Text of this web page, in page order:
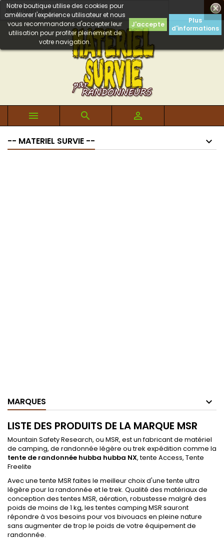

Notre boutique utilise des cookies pour
améliorer l'expérience utilisateur et nous
vous recommandons d'accepter leur
utilisation pour profiter pleinement de
votre navigation.
J'accepte
Plus
d'informations
  
-- MATERIEL SURVIE --
MARQUES
LISTE DES PRODUITS DE LA MARQUE MSR
Mountain Safety Research, ou MSR, est un fabricant de matériel
de camping, de randonnée légère ou trek expédition comme la
tente de randonnée hubba hubba NX, tente Access, Tente
Freelite
Avec une tente MSR faites le meilleur choix d'une tente ultra
légère pour la randonnée et le trek. Qualité des matériaux de
conception des tentes MSR, aération, robustesse malgré des
poids de moins de 1 kg, les tentes camping MSR sauront
répondre à vos besoins pour vos bivouacs en pleine nature
sans augmenter de trop le poids de votre équipement de
randonnée.